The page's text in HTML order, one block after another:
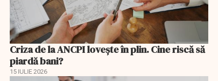
Criza de la ANCPI lovește în plin. Cine riscă să
piardă bani?
15 IULIE 2026